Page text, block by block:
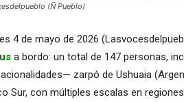
(Ñ Pueblo)
4 de mayo de 2026
a bordo: un total de 147 personas,
zarpó de Ushuaia
Sur, con múltiples escalas en